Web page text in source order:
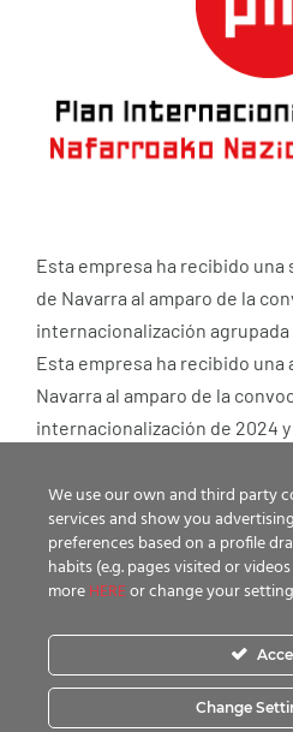
Esta empresa ha recibido
de Navarra al amparo de la
internacionalización agrupada
Esta empresa ha recibido una
Navarra al amparo de la
internacionalización de 2024 y
Navarra cofinanciada al 40%
Desarrollo Regional a través
FEDER 2021-2027 de Navarra.
We use our own and third party
services and show you
preferences based on a profile
habits (e.g. pages visited or
moreHEREor change your
Change